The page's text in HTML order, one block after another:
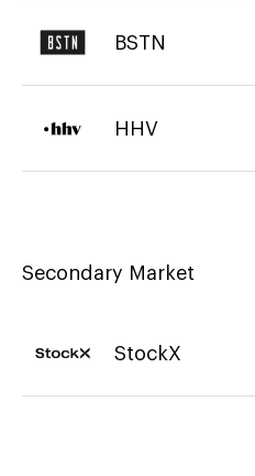
BSTN
HHV
Secondary Market
StockX